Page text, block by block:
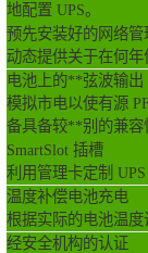
地配置 UPS。
预先安装好的网络管
动态提供关于在何年
电池上的**弦波输出
模拟市电以使有源
备具备较**别的兼容
SmartSlot 插槽
利用管理卡定制
温度补偿电池充电
根据实际的电池温
经安全机构的认证